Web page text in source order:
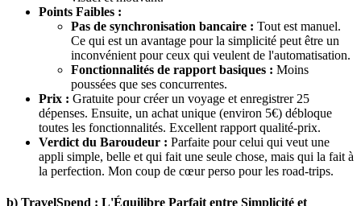
Points Faibles :
Pas de synchronisation bancaire : Tout est manuel.
Ce qui est un avantage pour la simplicité peut être un
inconvénient pour ceux qui veulent de l'automatisation.
Fonctionnalités de rapport basiques : Moins
poussées que ses concurrentes.
Prix : Gratuite pour créer un voyage et enregistrer 25
dépenses. Ensuite, un achat unique (environ 5€) débloque
toutes les fonctionnalités. Excellent rapport qualité-prix.
Verdict du Baroudeur : Parfaite pour celui qui veut une
appli simple, belle et qui fait une seule chose, mais qui la fait à
la perfection. Mon coup de cœur perso pour les road-trips.
b) TravelSpend : L'Équilibre Parfait entre Simplicité et